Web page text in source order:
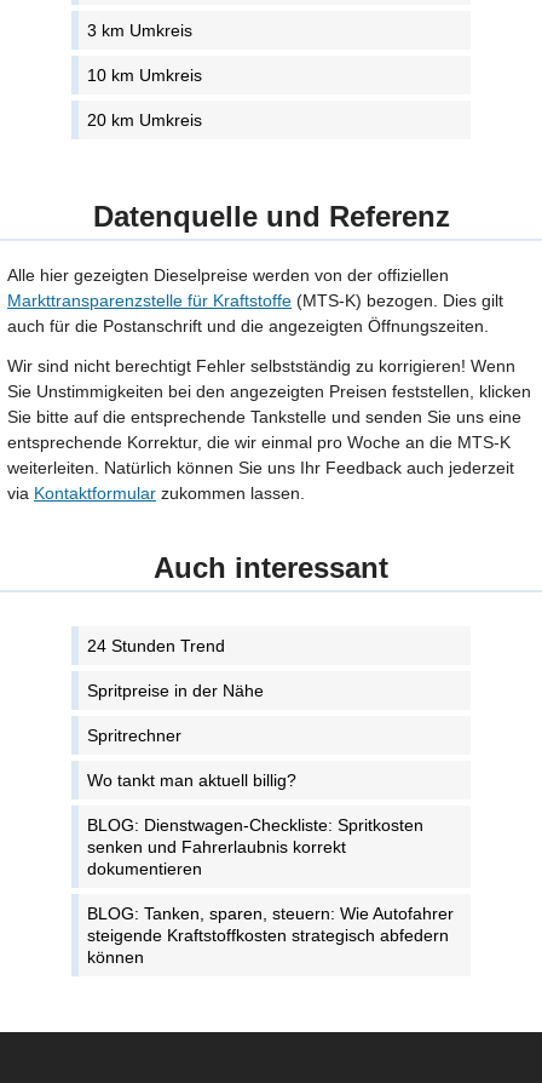
3 km Umkreis
10 km Umkreis
20 km Umkreis
Datenquelle und Referenz
Alle hier gezeigten Dieselpreise werden von der offiziellen
Markttransparenzstelle für Kraftstoffe (MTS-K) bezogen. Dies gilt
auch für die Postanschrift und die angezeigten Öffnungszeiten.
Wir sind nicht berechtigt Fehler selbstständig zu korrigieren! Wenn
Sie Unstimmigkeiten bei den angezeigten Preisen feststellen, klicken
Sie bitte auf die entsprechende Tankstelle und senden Sie uns eine
entsprechende Korrektur, die wir einmal pro Woche an die MTS-K
weiterleiten. Natürlich können Sie uns Ihr Feedback auch jederzeit
via Kontaktformular zukommen lassen.
Auch interessant
24 Stunden Trend
Spritpreise in der Nähe
Spritrechner
Wo tankt man aktuell billig?
BLOG: Dienstwagen-Checkliste: Spritkosten
senken und Fahrerlaubnis korrekt
dokumentieren
BLOG: Tanken, sparen, steuern: Wie Autofahrer
steigende Kraftstoffkosten strategisch abfedern
können